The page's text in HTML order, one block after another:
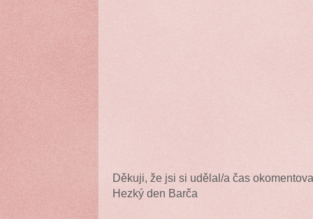
Děkuji, že jsi si udělal/a čas
Hezký den Barča